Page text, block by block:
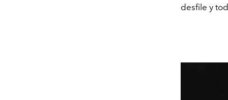
desfile y